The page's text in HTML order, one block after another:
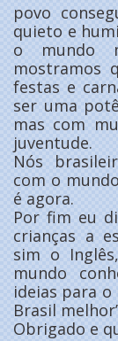
povo
quieto e
o mundo
mostramos
festas e
ser uma
mas com
juventude.
Nós
com o
é agora.
Por fim eu
crianças a
sim o
mundo
ideias para
Brasil
Obrigado e